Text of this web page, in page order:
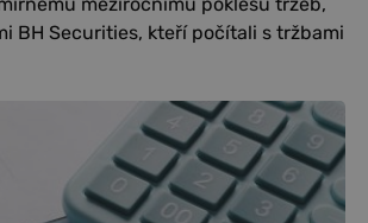
BH Securities, kteří počítali s tržbami